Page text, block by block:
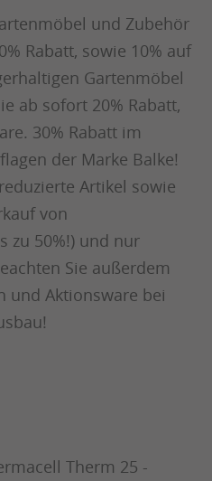
und Zubehör
Rabatt, sowie 10% auf
Gartenmöbel
ab sofort 20% Rabatt,
30% Rabatt im
der Marke Balke!
Artikel sowie
von
zu 50%!) und nur
Sie außerdem
und Aktionsware bei
Therm 25 -